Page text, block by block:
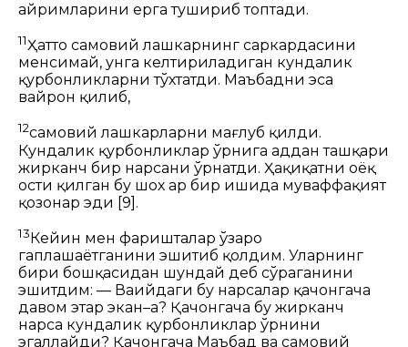
айримларини ерга тушириб топтади.
11Ҳатто самовий лашкарнинг саркардасини
менсимай, унга келтириладиган кундалик
қурбонликларни тўхтатди. Маъбадни эса
вайрон қилиб,
12самовий лашкарларни мағлуб қилди.
Кундалик қурбонликлар ўрнига ҳаддан ташқари
жирканч бир нарсани ўрнатди. Ҳақиқатни оёқ
ости қилган бу шох ҳар бир ишида муваффақият
қозонар эди [9] .
13Кейин мен фаришталар ўзаро
гаплашаётганини эшитиб қолдим. Уларнинг
бири бошқасидан шундай деб сўраганини
эшитдим: — Ваҳийдаги бу нарсалар қачонгача
давом этар экан–а? Қачонгача бу жирканч
нарса кундалик қурбонликлар ўрнини
эгаллайди? Қачонгача Маъбад ва самовий